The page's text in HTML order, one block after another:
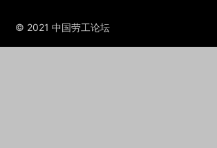
© 2021 中国劳工论坛